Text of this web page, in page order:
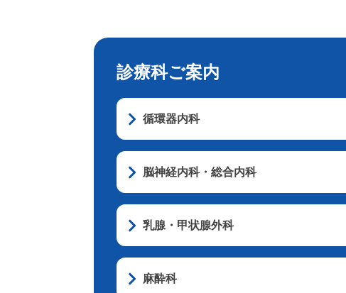
診療科ご案内
循環器内科
脳神経内科・総合内科
乳腺・甲状腺外科
麻酔科